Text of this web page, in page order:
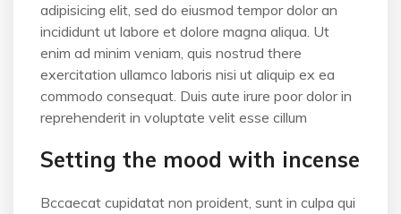
adipisicing elit, sed do eiusmod tempor dolor an
incididunt ut labore et dolore magna aliqua. Ut
enim ad minim veniam, quis nostrud there
exercitation ullamco laboris nisi ut aliquip ex ea
commodo consequat. Duis aute irure poor dolor in
reprehenderit in voluptate velit esse cillum
Setting the mood with incense
Bccaecat cupidatat non proident, sunt in culpa qui